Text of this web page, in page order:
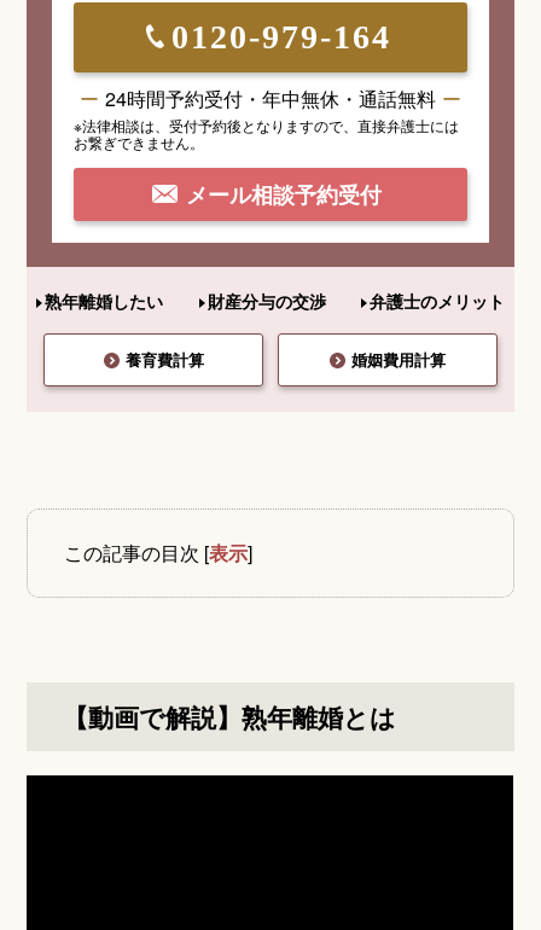
0120-979-164
24時間予約受付・年中無休・通話無料
※法律相談は、受付予約後となりますので、 直接弁護士には
お繋ぎできません。
メール相談予約受付
熟年離婚したい 財産分与の交渉 弁護士のメリット
養育費計算 婚姻費用計算
この記事の目次 [表示]
【動画で解説】熟年離婚とは